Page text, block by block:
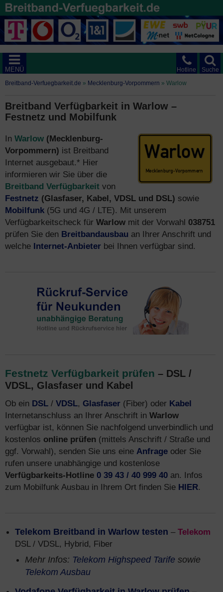
Suche
Hotline
MENÜ
Breitband-Verfuegbarkeit.de » Mecklenburg-Vorpommern » Warlow
Breitband Verfügbarkeit in Warlow –
Festnetz und Mobilfunk
In Warlow (Mecklenburg-
Vorpommern) ist Breitband
Internet ausgebaut.* Hier
informieren wir Sie über die
Breitband Verfügbarkeit von
Festnetz (Glasfaser, Kabel, VDSL und DSL) sowie
Mobilfunk (5G und 4G / LTE). Mit unserem
Verfügbarkeitscheck für Warlow mit der Vorwahl 038751
prüfen Sie den Breitbandausbau an Ihrer Anschrift und
welche Internet-Anbieter bei Ihnen verfügbar sind.
Festnetz Verfügbarkeit prüfen – DSL /
VDSL, Glasfaser und Kabel
Ob ein DSL / VDSL, Glasfaser (Fiber) oder Kabel
Internetanschluss an Ihrer Anschrift in Warlow
verfügbar ist, können Sie nachfolgend unverbindlich und
kostenlos online prüfen (mittels Anschrift / Straße und
ggf. Vorwahl), senden Sie uns eine Anfrage oder Sie
rufen unsere unabhängige und kostenlose
Verfügbarkeits-Hotline 0 39 43 / 40 999 40 an. Infos
zum Mobilfunk Ausbau in Ihrem Ort finden Sie HIER.
Telekom Breitband in Warlow testen – Telekom
DSL / VDSL, Hybrid, Fiber
Mehr Infos: Telekom Highspeed Tarife sowie
Telekom Ausbau